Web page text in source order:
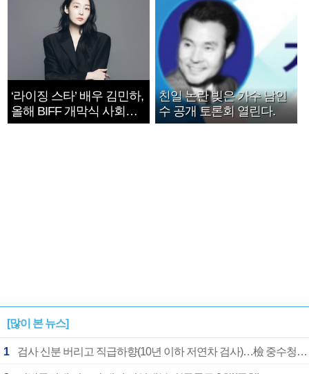
‘라이징 스타’ 배우 김민하,
올해 BIFF 개막식 사회자
확정
친일 논란 빚은 가수 남인
수 공개 토론회 열린다.
[많이 본 뉴스]
1 검사 신분 버리고 직급하향(10년 이하 저연차 검사)…檢 중수청행 기피